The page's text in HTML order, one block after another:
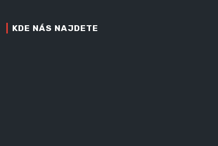
KDE NÁS NAJDETE